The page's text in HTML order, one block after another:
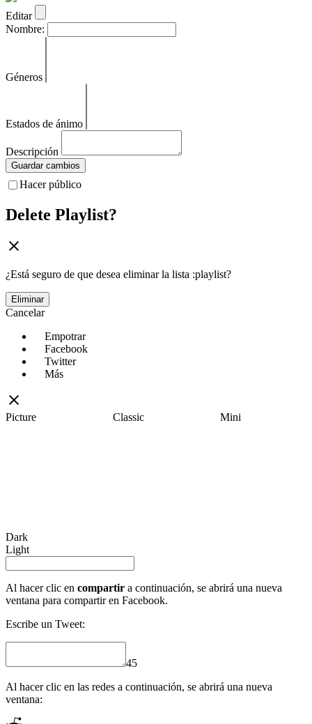
Editar
Nombre:
Géneros
Estados de ánimo
Descripción
Guardar cambios
Hacer público
Delete Playlist?
¿Está seguro de que desea eliminar la lista :playlist?
Eliminar
Cancelar
Empotrar
Facebook
Twitter
Más
Picture Classic Mini
Dark
Light
Al hacer clic en compartir a continuación, se abrirá una nueva
ventana para compartir en Facebook.
Escribe un Tweet:
45
Al hacer clic en las redes a continuación, se abrirá una nueva
ventana: